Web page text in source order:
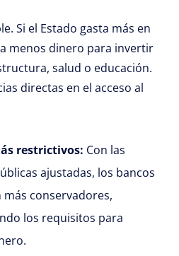
Si el Estado gasta más en
menos dinero para invertir
salud o educación.
directas en el acceso al
restrictivos: Con las
ajustadas, los bancos
más conservadores,
los requisitos para